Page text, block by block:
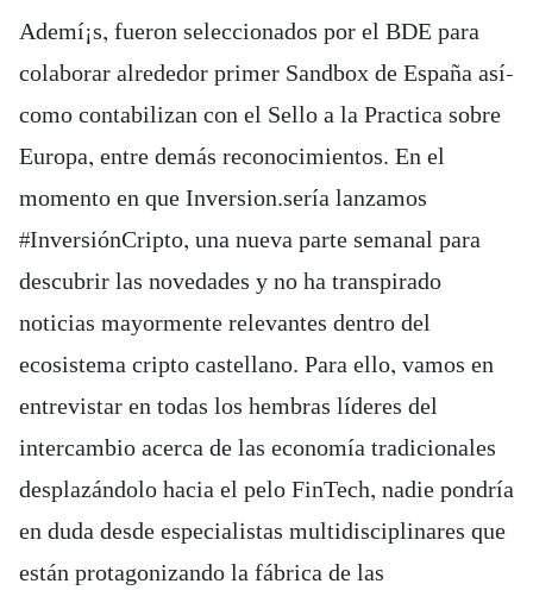
Ademí¡s, fueron seleccionados por el BDE para
colaborar alrededor primer Sandbox de España así­
como contabilizan con el Sello a la Practica sobre
Europa, entre demás reconocimientos. En el
momento en que Inversion.serí­a lanzamos
#InversiónCripto, una nueva parte semanal para
descubrir las novedades y no ha transpirado
noticias mayormente relevantes dentro del
ecosistema cripto castellano. Para ello, vamos en
entrevistar en todas los hembras líderes del
intercambio acerca de las economía tradicionales
desplazándolo hacia el pelo FinTech, nadie pondrí­a
en duda desde especialistas multidisciplinares que
están protagonizando la fábrica de las